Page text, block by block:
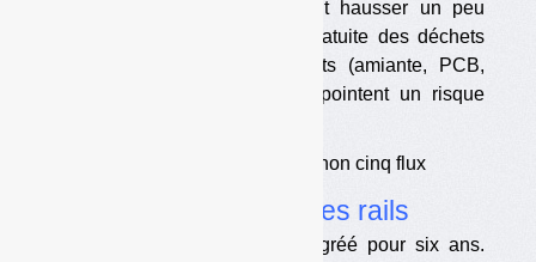
Les pouvoirs publics devraient hausser un peu
plafond de prise en charge gratuite des déchets
contenant des produits interdits (amiante, PCB,
phtalates…). Les collectivités pointent un risque
Tri simplifié : sept flux et non cinq flux
La REP mégots sur les rails
L’éco-organisme Alcome est agréé pour six ans.